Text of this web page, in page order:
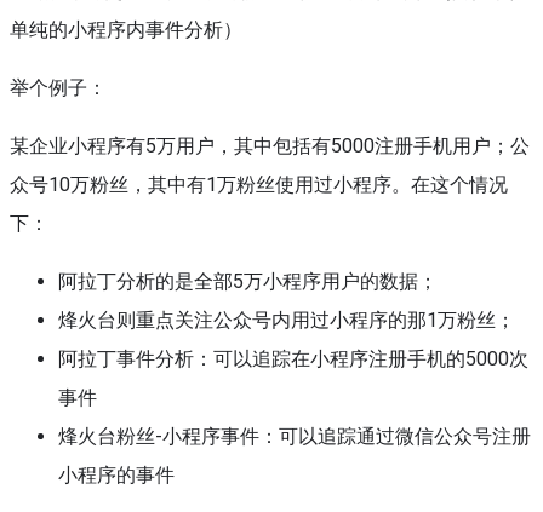
单纯的小程序内事件分析）
举个例子：
某企业小程序有5万用户，其中包括有5000注册手机用户；公
众号10万粉丝，其中有1万粉丝使用过小程序。在这个情况
下：
阿拉丁分析的是全部5万小程序用户的数据；
烽火台则重点关注公众号内用过小程序的那1万粉丝；
阿拉丁事件分析：可以追踪在小程序注册手机的5000次
事件
烽火台粉丝-小程序事件：可以追踪通过微信公众号注册
小程序的事件